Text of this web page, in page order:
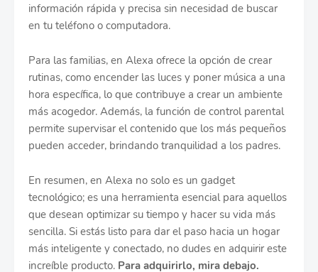
información rápida y precisa sin necesidad de buscar
en tu teléfono o computadora.
Para las familias, en Alexa ofrece la opción de crear
rutinas, como encender las luces y poner música a una
hora específica, lo que contribuye a crear un ambiente
más acogedor. Además, la función de control parental
permite supervisar el contenido que los más pequeños
pueden acceder, brindando tranquilidad a los padres.
En resumen, en Alexa no solo es un gadget
tecnológico; es una herramienta esencial para aquellos
que desean optimizar su tiempo y hacer su vida más
sencilla. Si estás listo para dar el paso hacia un hogar
más inteligente y conectado, no dudes en adquirir este
increíble producto. Para adquirirlo, mira debajo.